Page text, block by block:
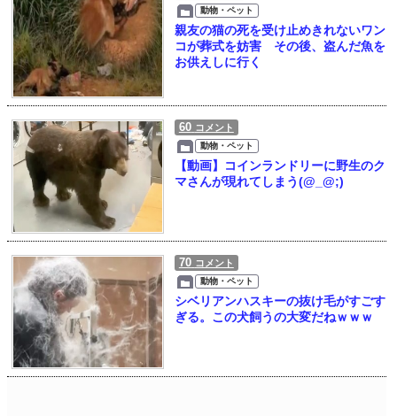
動物・ペット
親友の猫の死を受け止めきれないワン
コが葬式を妨害 その後、盗んだ魚を
お供えしに行く
60 コメント
動物・ペット
【動画】コインランドリーに野生のク
マさんが現れてしまう(@_@;)
70 コメント
動物・ペット
シベリアンハスキーの抜け毛がすごす
ぎる。この犬飼うの大変だねｗｗｗ